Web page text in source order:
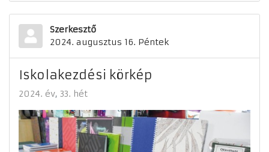
Szerkesztő
2024. augusztus 16. Péntek
Iskolakezdési körkép
2024. év 33. hét